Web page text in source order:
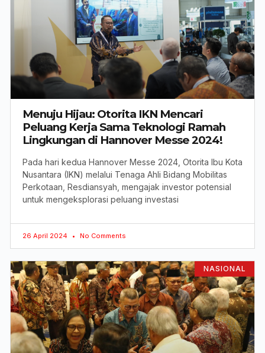
Menuju Hijau: Otorita IKN Mencari
Peluang Kerja Sama Teknologi Ramah
Lingkungan di Hannover Messe 2024!
Pada hari kedua Hannover Messe 2024, Otorita Ibu Kota
Nusantara (IKN) melalui Tenaga Ahli Bidang Mobilitas
Perkotaan, Resdiansyah, mengajak investor potensial
untuk mengeksplorasi peluang investasi
26 April 2024 No Comments
NASIONAL